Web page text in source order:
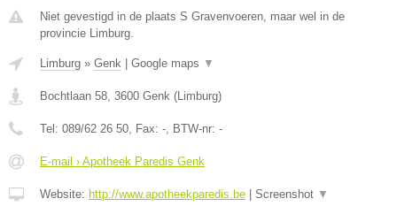
Niet gevestigd in de plaats S Gravenvoeren, maar wel in de
provincie Limburg.
Limburg » Genk Google maps ▼
Bochtlaan 58, 3600 Genk (Limburg)
Tel: 089/62 26 50, Fax: -, BTW-nr: -
E-mail › Apotheek Paredis Genk
Website: http://www.apotheekparedis.be Screenshot ▼